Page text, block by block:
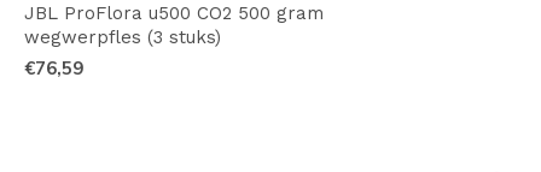
JBL ProFlora u500 CO2 500 gram
wegwerpfles (3 stuks)
€76,59